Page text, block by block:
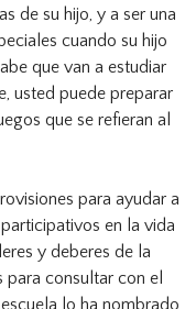
de su hijo, y a ser una
cuando su hijo
que van a estudiar
usted puede preparar
que se refieran al
para ayudar a
en la vida
y deberes de la
consultar con el
lo ha nombrado